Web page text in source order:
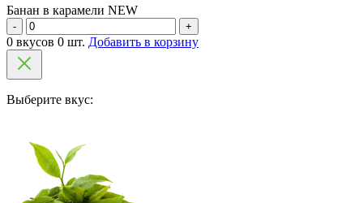
Банан в карамели NEW
- +
0 вкусов 0 шт. Добавить в корзину
Выберите вкус: